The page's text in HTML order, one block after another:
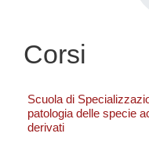
Corsi
Scuola di
patologia delle specie
derivati